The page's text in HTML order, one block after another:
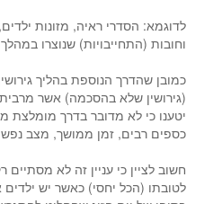
לדוגמא: הסדרי ראיה, מזונות
וחובות (התחייבויות) שנוצרו
כמובן שהדרך הנוספת בהליך
(גירושין שלא בהסכמה) אשר
יטענו כי לא מדובר בדרך
כספים רבים, זמן ממושך, מצב
חשוב לציין כי עניין זה לא
לטובתו (הכל יחסי) כאשר יש